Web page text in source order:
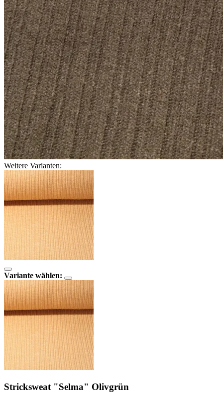
Weitere Varianten:
Variante wählen:
Stricksweat "Selma" Olivgrün